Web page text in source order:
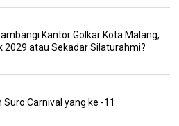
Kantor Golkar Kota Malang,
2029 atau Sekadar Silaturahmi?
Carnival yang ke -11